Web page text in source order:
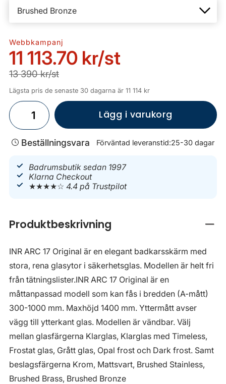
Webbkampanj
11 113.70 kr/st
13 390 kr/st
Lägsta pris de senaste 30 dagarna är 11 114 kr
Lägg i varukorg
Beställningsvara Förväntad leveranstid:25-30 dagar
Badrumsbutik sedan 1997
Klarna Checkout
★★★★☆4.4 på Trustpilot
Produktbeskrivning
INR ARC 17 Original är en elegant badkarsskärm med
stora, rena glasytor i säkerhetsglas. Modellen är helt fri
från tätningslister.INR ARC 17 Original är en
måttanpassad modell som kan fås i bredden (A-mått)
300-1000 mm. Maxhöjd 1400 mm. Yttermått avser
vägg till ytterkant glas. Modellen är vändbar. Välj
mellan glasfärgerna Klarglas, Klarglas med Timeless,
Frostat glas, Grått glas, Opal frost och Dark frost. Samt
beslagsfärgerna Krom, Mattsvart, Brushed Stainless,
Brushed Brass, Brushed Bronze